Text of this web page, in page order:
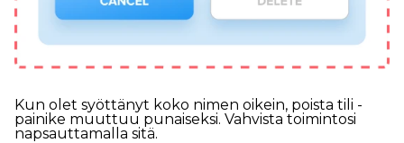
Kun olet syöttänyt koko nimen oikein, poista tili -
painike muuttuu punaiseksi. Vahvista toimintosi
napsauttamalla sitä.